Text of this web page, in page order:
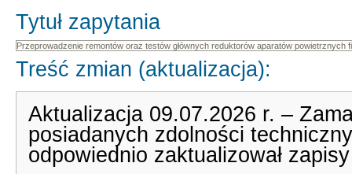
Tytuł zapytania
Treść zmian (aktualizacja):
Aktualizacja 09.07.2026 r. –
posiadanych zdolności
odpowiednio zaktualizował